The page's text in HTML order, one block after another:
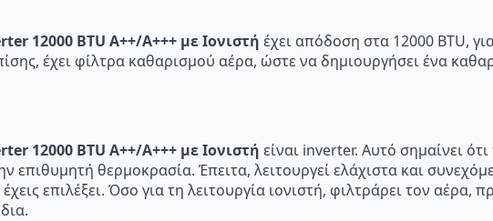
12000 BTU A++/A+++ με Ιονιστή έχει απόδοση στα 12000 BTU,
έχει φίλτρα καθαρισμού αέρα, ώστε να δημιουργήσει ένα
12000 BTU A++/A+++ με Ιονιστή είναι inverter. Αυτό σημαίνει ότι
επιθυμητή θερμοκρασία. Έπειτα, λειτουργεί ελάχιστα και
επιλέξει. Όσο για τη λειτουργία ιονιστή, φιλτράρει τον αέρα,